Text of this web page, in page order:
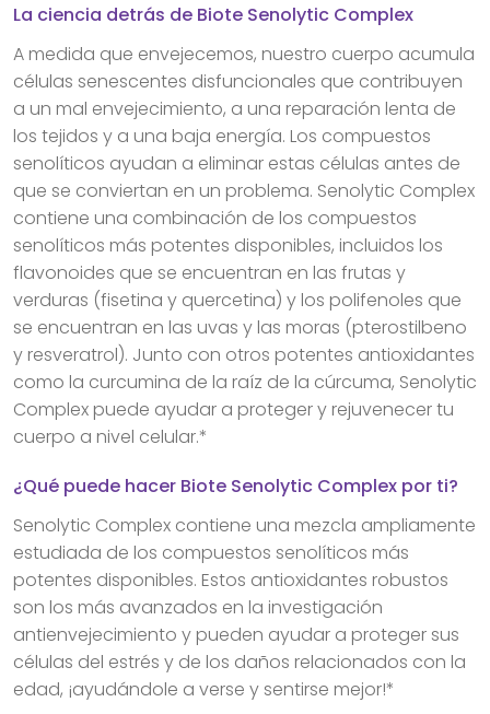
La ciencia detrás de Biote Senolytic Complex
A medida que envejecemos, nuestro cuerpo acumula
células senescentes disfuncionales que contribuyen
a un mal envejecimiento, a una reparación lenta de
los tejidos y a una baja energía. Los compuestos
senolíticos ayudan a eliminar estas células antes de
que se conviertan en un problema. Senolytic Complex
contiene una combinación de los compuestos
senolíticos más potentes disponibles, incluidos los
flavonoides que se encuentran en las frutas y
verduras (fisetina y quercetina) y los polifenoles que
se encuentran en las uvas y las moras (pterostilbeno
y resveratrol). Junto con otros potentes antioxidantes
como la curcumina de la raíz de la cúrcuma, Senolytic
Complex puede ayudar a proteger y rejuvenecer tu
cuerpo a nivel celular.*
¿Qué puede hacer Biote Senolytic Complex por ti?
Senolytic Complex contiene una mezcla ampliamente
estudiada de los compuestos senolíticos más
potentes disponibles. Estos antioxidantes robustos
son los más avanzados en la investigación
antienvejecimiento y pueden ayudar a proteger sus
células del estrés y de los daños relacionados con la
edad, ¡ayudándole a verse y sentirse mejor!*